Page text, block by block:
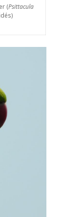
(Psittacula